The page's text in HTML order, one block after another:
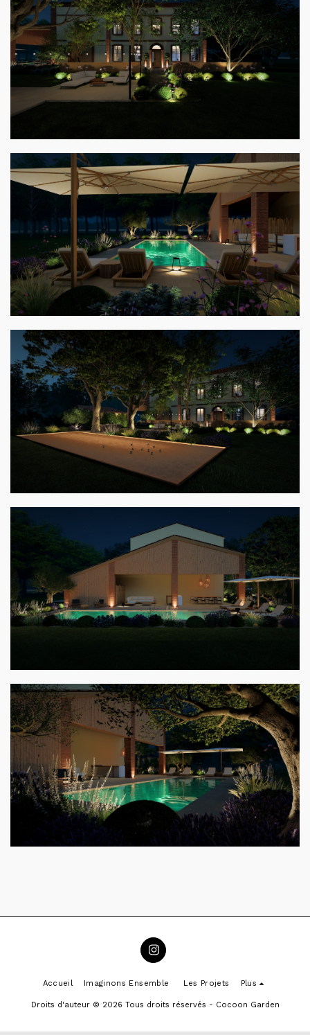
Accueil Imaginons Ensemble Les Projets Plus
Droits d'auteur © 2026 Tous droits réservés - Cocoon Garden